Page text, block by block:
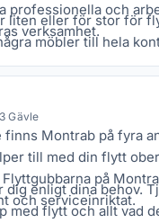
professionella och
verksamhet.
liten eller för stor för
möbler till hela
flytt, magasinering,
kontorsmöbler.
Gävle
finns Montrab på fyra
till med din flytt
på
och serviceinriktat.
dig enligt dina behov.
med flytt och allt vad